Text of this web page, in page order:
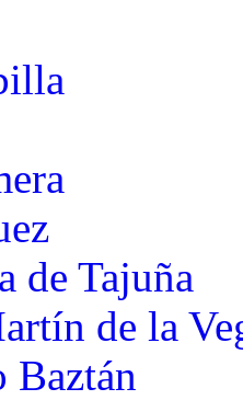
de Tajuña
de la
Baztán